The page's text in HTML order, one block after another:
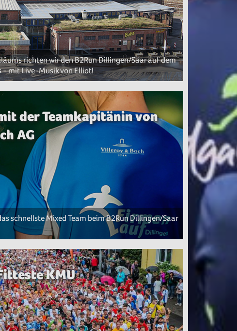
richten wir den B2Run Dillingen/Saar auf dem
- mit Live-Musik von Elliot!
der Teamkapitänin von
AG
schnellste Mixed Team beim B2Run Dillingen/Saar
KMU